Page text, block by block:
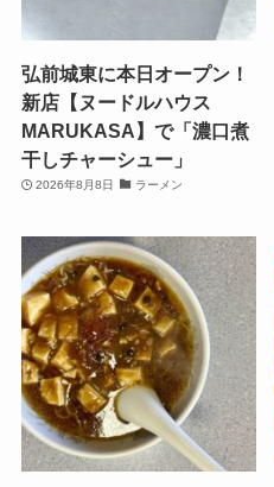
弘前城東に本日オープン！
新店【ヌードルハウス
MARUKASA】で「濃口煮
干しチャーシュー」
2026年8月8日 ラーメン